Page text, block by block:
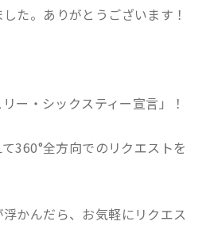
た。ありがとうございます！
ー・シックスティー宣言」！
360°全方向でのリクエストを
かんだら、お気軽にリクエス